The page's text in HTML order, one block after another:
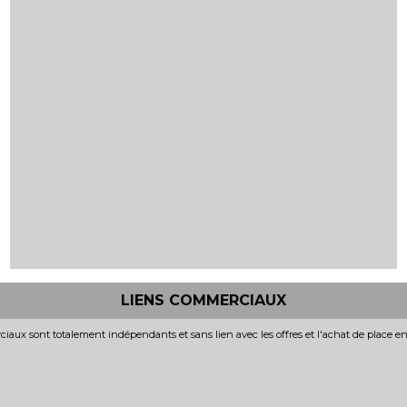
LIENS COMMERCIAUX
sont totalement indépendants et sans lien avec les offres et l'achat de place